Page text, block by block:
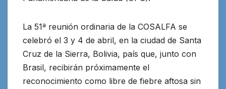
La 51ª reunión ordinaria de la COSALFA se
celebró el 3 y 4 de abril, en la ciudad de Santa
Cruz de la Sierra, Bolivia, país que, junto con
Brasil, recibirán próximamente el
reconocimiento como libre de fiebre aftosa sin